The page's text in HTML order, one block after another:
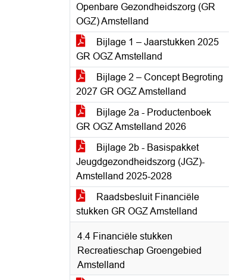
Openbare Gezondheidszorg (GR
OGZ) Amstelland
Bijlage 1 – Jaarstukken 2025
GR OGZ Amstelland
Bijlage 2 – Concept Begroting
2027 GR OGZ Amstelland
Bijlage 2a - Productenboek
GR OGZ Amstelland 2026
Bijlage 2b - Basispakket
Jeugdgezondheidszorg (JGZ)-
Amstelland 2025-2028
Raadsbesluit Financiële
stukken GR OGZ Amstelland
4.4 Financiële stukken
Recreatieschap Groengebied
Amstelland